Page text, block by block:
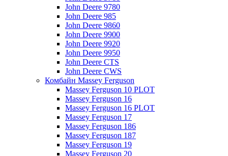
John Deere 9780
John Deere 985
John Deere 9860
John Deere 9900
John Deere 9920
John Deere 9950
John Deere CTS
John Deere CWS
Комбайн Massey Ferguson
Massey Ferguson 10 PLOT
Massey Ferguson 16
Massey Ferguson 16 PLOT
Massey Ferguson 17
Massey Ferguson 186
Massey Ferguson 187
Massey Ferguson 19
Massey Ferguson 20